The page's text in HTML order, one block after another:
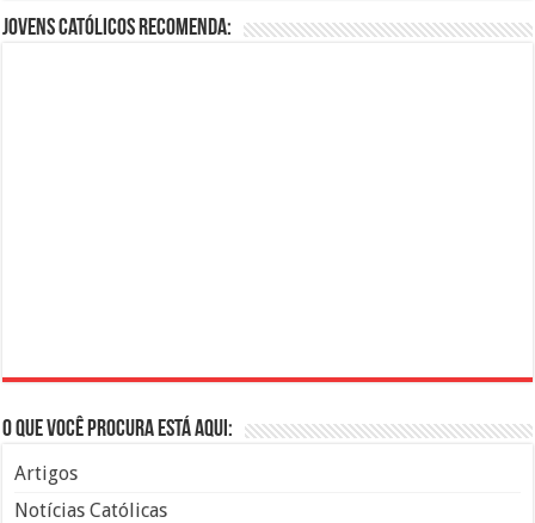
Jovens Católicos Recomenda:
O que você procura está aqui:
Artigos
Notícias Católicas